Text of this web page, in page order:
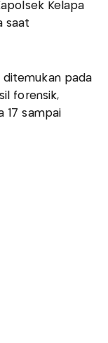
Kelapa
saat
pada
forensik,
17 sampai